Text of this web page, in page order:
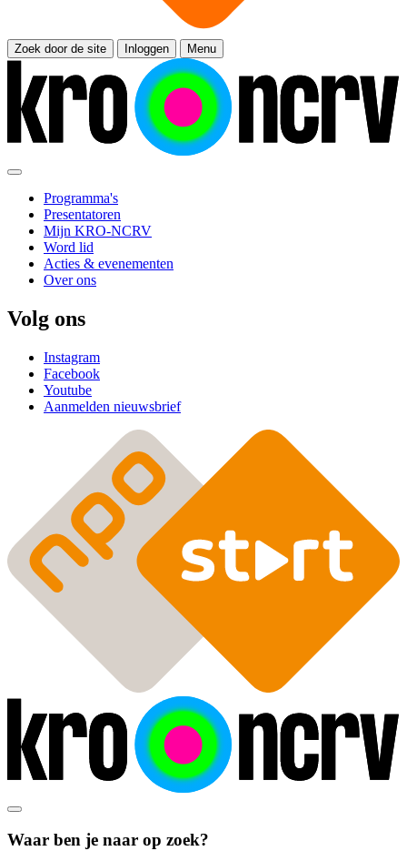
Zoek door de site Inloggen Menu
Programma's
Presentatoren
Mijn KRO-NCRV
Word lid
Acties & evenementen
Over ons
Volg ons
Instagram
Facebook
Youtube
Aanmelden nieuwsbrief
Waar ben je naar op zoek?